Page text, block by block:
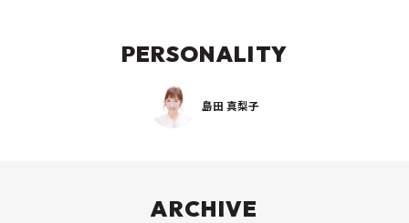
PERSONALITY
島田 真梨子
ARCHIVE